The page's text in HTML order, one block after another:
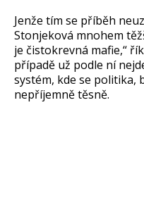
Jenže tím se příběh
Stonjeková mnohem
je čistokrevná mafie,“
případě už podle ní
systém, kde se politika,
nepříjemně těsně.